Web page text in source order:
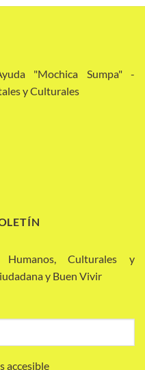
"Mochica Sumpa" -
y Culturales
Humanos, Culturales y
y Buen Vivir
accesible